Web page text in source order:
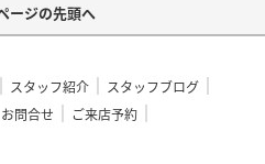
ージの先頭へ
スタッフ紹介
スタッフブログ
お問合せ
ご来店予約